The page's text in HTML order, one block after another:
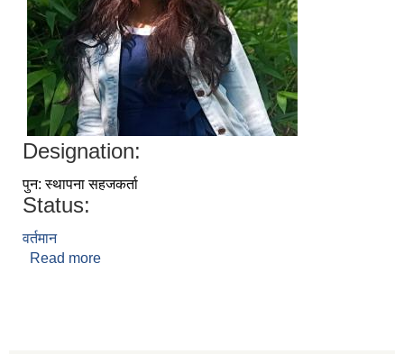
Designation:
पुन: स्थापना सहजकर्ता
Status:
वर्तमान
Read more